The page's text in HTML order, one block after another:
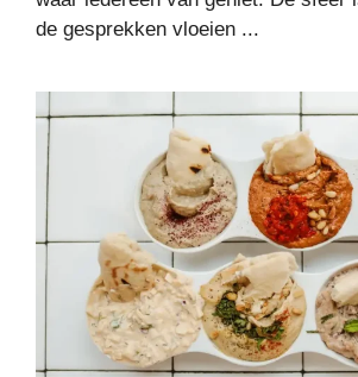
de gesprekken vloeien ...